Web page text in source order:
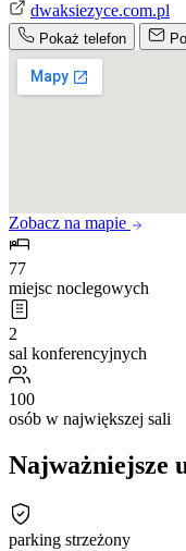
dwaksiezyce.com.pl
Pokaż telefon
Zobacz na mapie
77
miejsc noclegowych
2
sal konferencyjnych
100
osób w największej sali
Najważniejsze
parking strzeżony